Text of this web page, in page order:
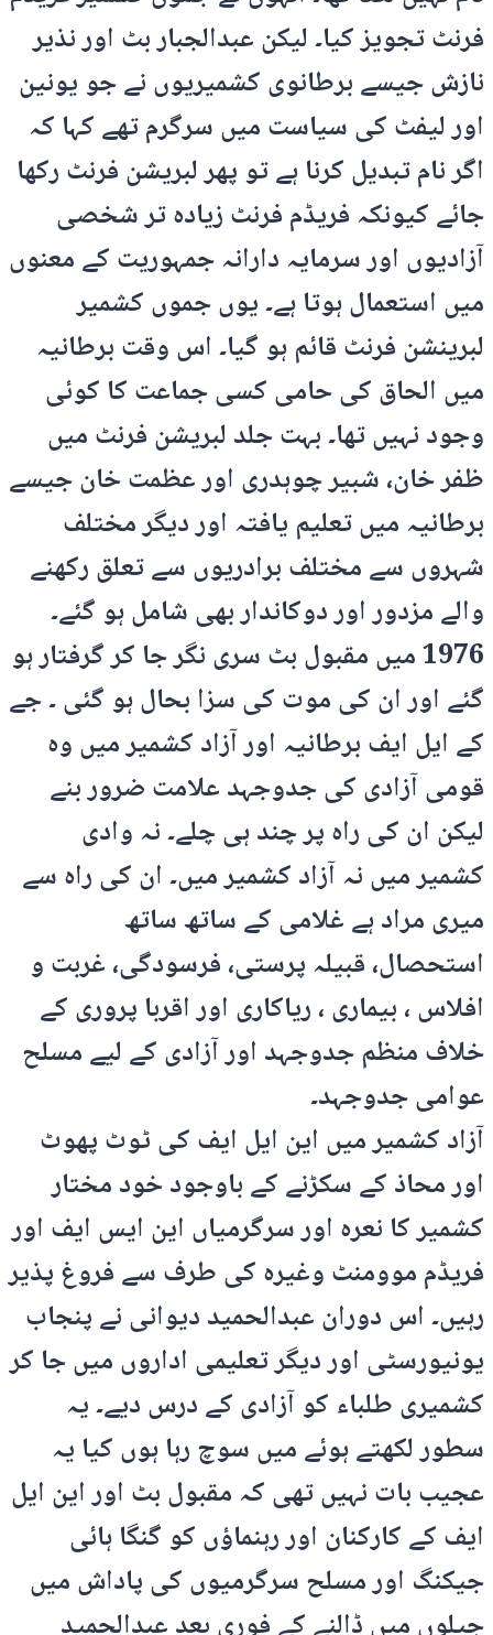
فرنٹ تجویز کیا۔ لیکن عبدالجبار بٹ اور نذیر
نازش جیسے برطانوی کشمیریوں نے جو یونین
اور لیفٹ کی سیاست میں سرگرم تھے کہا کہ
اگر نام تبدیل کرنا ہے تو پھر لبریشن فرنٹ رکھا
جائے کیونکہ فریڈم فرنٹ زیادہ تر شخصی
آزادیوں اور سرمایہ دارانہ جمہوریت کے معنوں
میں استعمال ہوتا ہے۔ یوں جموں کشمیر
لبرینشن فرنٹ قائم ہو گیا۔ اس وقت برطانیہ
میں الحاق کی حامی کسی جماعت کا کوئی
وجود نہیں تھا۔ بہت جلد لبریشن فرنٹ میں
ظفر خان، شبیر چوہدری اور عظمت خان جیسے
برطانیہ میں تعلیم یافتہ اور دیگر مختلف
شہروں سے مختلف برادریوں سے تعلق رکھنے
والے مزدور اور دوکاندار بھی شامل ہو گئے۔
1976 میں مقبول بٹ سری نگر جا کر گرفتار ہو
گئے اور ان کی موت کی سزا بحال ہو گئی ۔ جے
کے ایل ایف برطانیہ اور آزاد کشمیر میں وہ
قومی آزادی کی جدوجہد علامت ضرور بنے
لیکن ان کی راہ پر چند ہی چلے۔ نہ وادی
کشمیر میں نہ آزاد کشمیر میں۔ ان کی راہ سے
میری مراد ہے غلامی کے ساتھ ساتھ
استحصال، قبیلہ پرستی، فرسودگی، غربت و
افلاس ، بیماری ، ریاکاری اور اقربا پروری کے
خلاف منظم جدوجہد اور آزادی کے لیے مسلح
عوامی جدوجہد۔
آزاد کشمیر میں این ایل ایف کی ٹوٹ پھوٹ
اور محاذ کے سکڑنے کے باوجود خود مختار
کشمیر کا نعرہ اور سرگرمیاں این ایس ایف اور
فریڈم موومنٹ وغیرہ کی طرف سے فروغ پذیر
رہیں۔ اس دوران عبدالحمید دیوانی نے پنجاب
یونیورسٹی اور دیگر تعلیمی اداروں میں جا کر
کشمیری طلباء کو آزادی کے درس دیے۔ یہ
سطور لکھتے ہوئے میں سوچ رہا ہوں کیا یہ
عجیب بات نہیں تھی کہ مقبول بٹ اور این ایل
ایف کے کارکنان اور رہنماؤں کو گنگا ہائی
جیکنگ اور مسلح سرگرمیوں کی پاداش میں